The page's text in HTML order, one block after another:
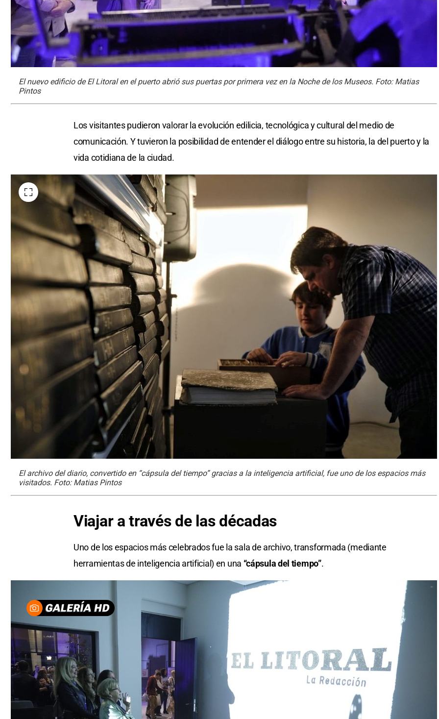
El nuevo edificio de El Litoral en el puerto abrió sus puertas por primera vez en la Noche de los Museos. Foto: Matias
Pintos
Los visitantes pudieron valorar la evolución edilicia, tecnológica y cultural del medio de
comunicación. Y tuvieron la posibilidad de entender el diálogo entre su historia, la del puerto y la
vida cotidiana de la ciudad.
El archivo del diario, convertido en “cápsula del tiempo” gracias a la inteligencia artificial, fue uno de los espacios más
visitados. Foto: Matias Pintos
Viajar a través de las décadas
Uno de los espacios más celebrados fue la sala de archivo, transformada (mediante
herramientas de inteligencia artificial) en una “cápsula del tiempo”.